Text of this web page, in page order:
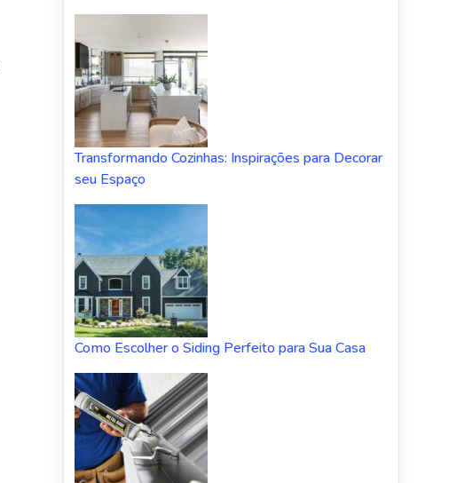
Transformando Cozinhas: Inspirações para Decorar
seu Espaço
Como Escolher o Siding Perfeito para Sua Casa